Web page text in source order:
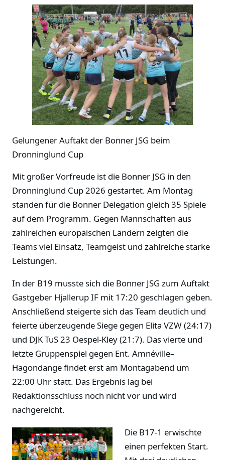
Gelungener Auftakt der Bonner JSG beim
Dronninglund Cup
Mit großer Vorfreude ist die Bonner JSG in den
Dronninglund Cup 2026 gestartet. Am Montag
standen für die Bonner Delegation gleich 35 Spiele
auf dem Programm. Gegen Mannschaften aus
zahlreichen europäischen Ländern zeigten die
Teams viel Einsatz, Teamgeist und zahlreiche starke
Leistungen.
In der B19 musste sich die Bonner JSG zum Auftakt
Gastgeber Hjallerup IF mit 17:20 geschlagen geben.
Anschließend steigerte sich das Team deutlich und
feierte überzeugende Siege gegen Elita VZW (24:17)
und DJK TuS 23 Oespel-Kley (21:7). Das vierte und
letzte Gruppenspiel gegen Ent. Amnéville–
Hagondange findet erst am Montagabend um
22:00 Uhr statt. Das Ergebnis lag bei
Redaktionsschluss noch nicht vor und wird
nachgereicht.
Die B17-1 erwischte
einen perfekten Start.